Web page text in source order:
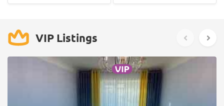
VIP Listings